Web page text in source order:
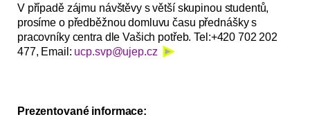
V případě zájmu návštěvy s větší skupinou studentů,
prosíme o předběžnou domluvu času přednášky s
pracovníky centra dle Vašich potřeb. Tel:+420 702 202
477, Email: ucp.svp@ujep.cz
Prezentované informace: